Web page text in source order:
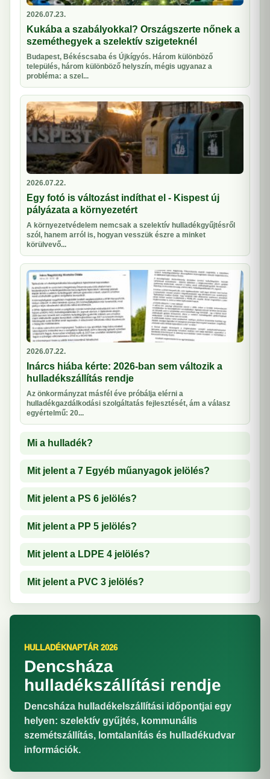
2026.07.23.
Kukába a szabályokkal? Országszerte nőnek a
szeméthegyek a szelektív szigeteknél
Budapest, Békéscsaba és Újkígyós. Három különböző
település, három különböző helyszín, mégis ugyanaz a
probléma: a szel...
2026.07.22.
Egy fotó is változást indíthat el - Kispest új
pályázata a környezetért
A környezetvédelem nemcsak a szelektív hulladékgyűjtésről
szól, hanem arról is, hogyan vesszük észre a minket
körülvevő...
2026.07.22.
Inárcs hiába kérte: 2026-ban sem változik a
hulladékszállítás rendje
Az önkormányzat másfél éve próbálja elérni a
hulladékgazdálkodási szolgáltatás fejlesztését, ám a válasz
egyértelmű: 20...
Mi a hulladék?
Mit jelent a 7 Egyéb műanyagok jelölés?
Mit jelent a PS 6 jelölés?
Mit jelent a PP 5 jelölés?
Mit jelent a LDPE 4 jelölés?
Mit jelent a PVC 3 jelölés?
HULLADÉKNAPTÁR 2026
Dencsháza
hulladékszállítási rendje
Dencsháza hulladékelszállítási időpontjai egy
helyen: szelektív gyűjtés, kommunális
szemétszállítás, lomtalanítás és hulladékudvar
információk.